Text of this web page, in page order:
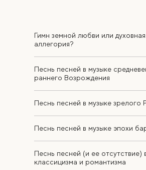
Гимн земной любви или духовная
аллегория?
Песнь песней в музыке
раннего Возрождения
Песнь песней в музыке зрелого
Песнь песней в музыке эпохи
Песнь песней (и ее отсутствие)
классицизма и романтизма